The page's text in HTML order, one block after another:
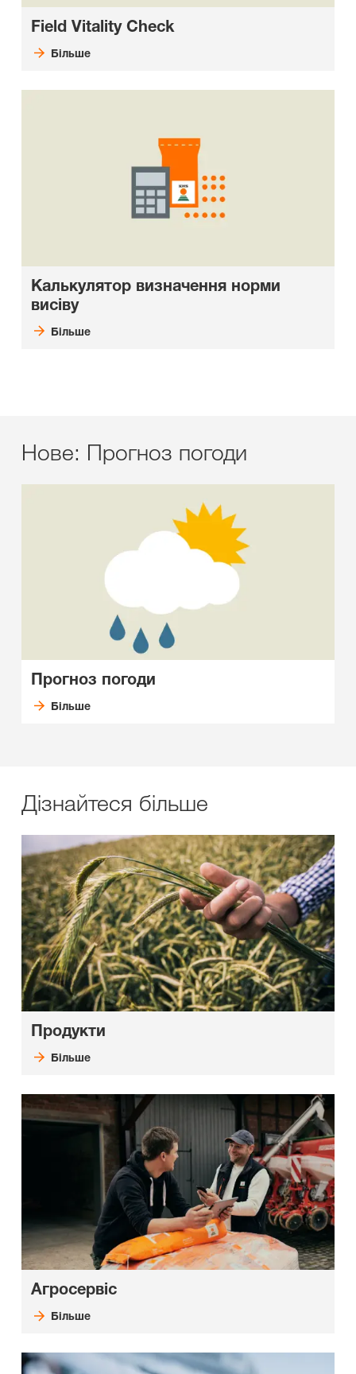
Field Vitality Check
Більше
Калькулятор визначення норми
висіву
Більше
Нове: Прогноз погоди
Прогноз погоди
Більше
Дізнайтеся більше
Продукти
Більше
Агросервіс
Більше